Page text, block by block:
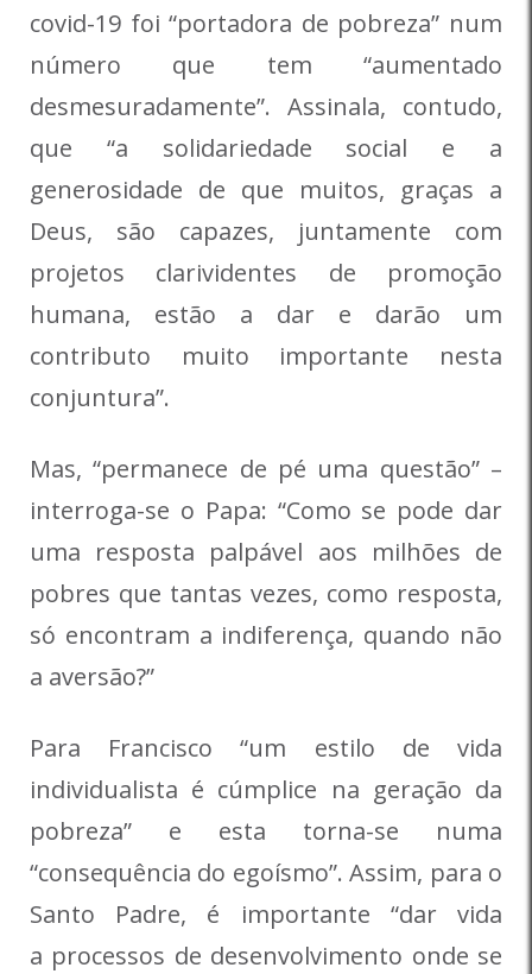
covid-19 foi “portadora de pobreza” num
número que tem “aumentado
desmesuradamente”. Assinala, contudo,
que “a solidariedade social e a
generosidade de que muitos, graças a
Deus, são capazes, juntamente com
projetos clarividentes de promoção
humana, estão a dar e darão um
contributo muito importante nesta
conjuntura”.
Mas, “permanece de pé uma questão” –
interroga-se o Papa: “Como se pode dar
uma resposta palpável aos milhões de
pobres que tantas vezes, como resposta,
só encontram a indiferença, quando não
a aversão?”
Para Francisco “um estilo de vida
individualista é cúmplice na geração da
pobreza” e esta torna-se numa
“consequência do egoísmo”. Assim, para o
Santo Padre, é importante “dar vida
a processos de desenvolvimento onde se